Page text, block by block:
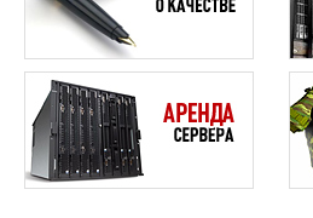
Отправка электронной
аутентификацией
Отправка электронной
аутентификацией
Отправка электронной